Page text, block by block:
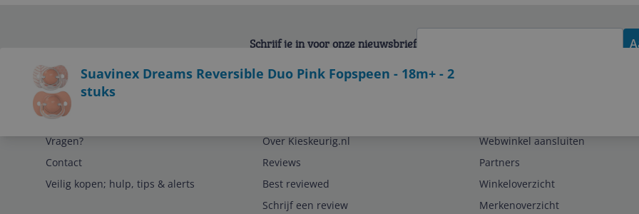
Suavinex Dreams Reversible Duo Pink Fopspeen - 18m+ - 2
stuks
Schrijf je in voor onze nieuwsbrief
Service
Vragen?
Contact
Veilig kopen; hulp, tips & alerts
Over Kieskeurig.nl
Reviews
Best reviewed
Schrijf een review
Webwinkel aansluiten
Partners
Winkeloverzicht
Merkenoverzicht